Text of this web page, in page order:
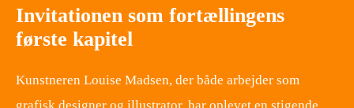
Invitationen som fortællingens
første kapitel
Kunstneren Louise Madsen, der både arbejder som
grafisk designer og illustrator, har oplevet en stigende